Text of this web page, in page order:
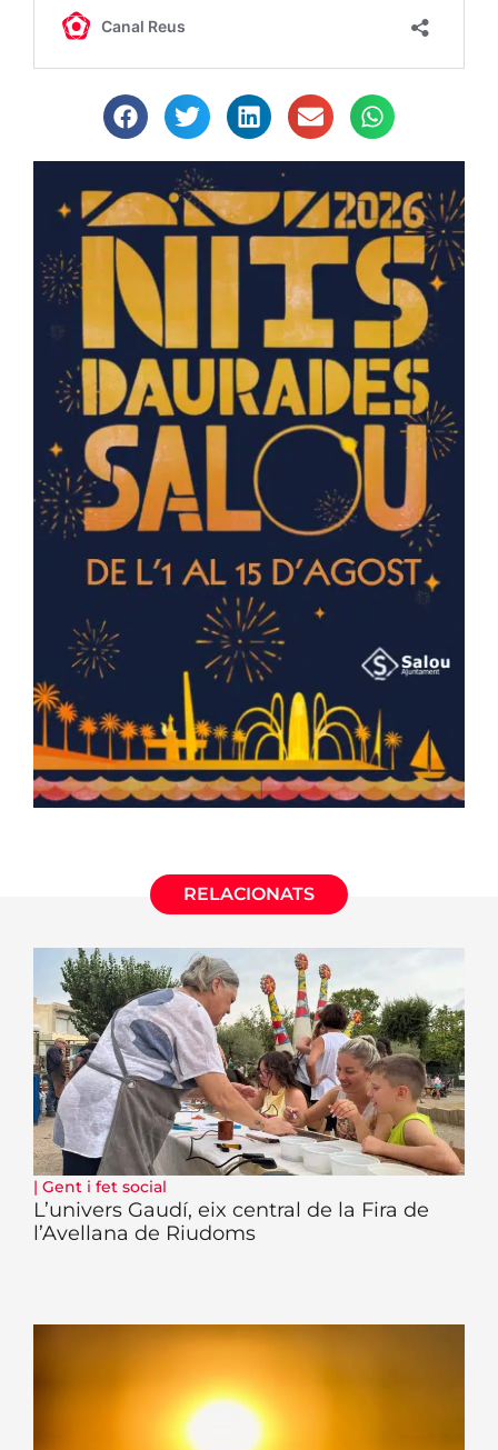
RELACIONATS
| Gent i fet social
L’univers Gaudí, eix central de la Fira de
l’Avellana de Riudoms